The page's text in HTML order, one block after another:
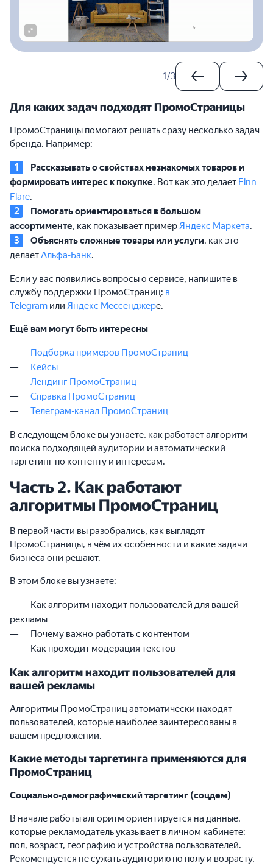
1/3
Для каких задач подходят ПромоСтраницы
ПромоСтраницы помогают решать сразу несколько задач
бренда. Например:
Рассказывать о свойствах незнакомых товаров и
формировать интерес к покупке. Вот как это делает Finn
Flare.
Помогать ориентироваться в большом
ассортименте, как показывает пример Яндекс Маркета.
Объяснять сложные товары или услуги, как это
делаетАльфа-Банк.
Если у вас появились вопросы о сервисе, напишите в
службу поддержки ПромоСтраниц: в
Telegram или Яндекс Мессенджере.
Ещё вам могут быть интересны
Подборка примеров ПромоСтраниц
Кейсы
Лендинг ПромоСтраниц
Справка ПромоСтраниц
Телеграм-канал ПромоСтраниц
В следующем блоке вы узнаете, как работает алгоритм
поиска подходящей аудитории и автоматический
таргетинг по контенту и интересам.
Часть 2. Как работают
алгоритмы ПромоСтраниц
В первой части вы разобрались, как выглядят
ПромоСтраницы, в чём их особенности и какие задачи
бизнеса они решают.
В этом блоке вы узнаете:
Как алгоритм находит пользователей для вашей
рекламы
Почему важно работать с контентом
Как проходит модерация текстов
Как алгоритм находит пользователей для
вашей рекламы
Алгоритмы ПромоСтраниц автоматически находят
пользователей, которые наиболее заинтересованы в
вашем предложении.
Какие методы таргетинга применяются для
ПромоСтраниц
Социально-демографический таргетинг (соцдем)
В начале работы алгоритм ориентируется на данные,
которые рекламодатель указывает в личном кабинете:
пол, возраст, географию и устройства пользователей.
Рекомендуется не сужать аудиторию по полу и возрасту,